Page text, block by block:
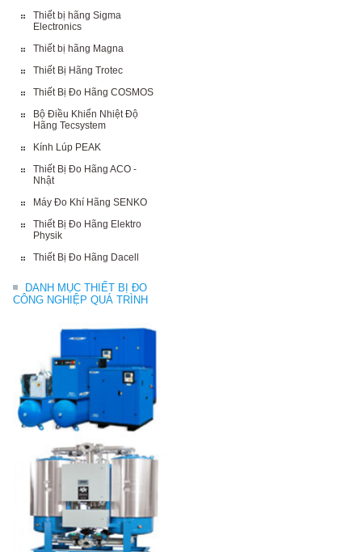
Thiết bị hãng Sigma
Electronics
Thiết bị hãng Magna
Thiết Bị Hãng Trotec
Thiết Bị Đo Hãng COSMOS
Bộ Điều Khiển Nhiệt Độ
Hãng Tecsystem
Kính Lúp PEAK
Thiết Bị Đo Hãng ACO -
Nhật
Máy Đo Khí Hãng SENKO
Thiết Bị Đo Hãng Elektro
Physik
Thiết Bị Đo Hãng Dacell
DANH MỤC THIẾT BỊ ĐO
CÔNG NGHIỆP QUÁ TRÌNH